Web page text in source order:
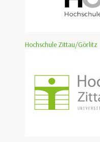
Hochschule Zittau/Görlitz